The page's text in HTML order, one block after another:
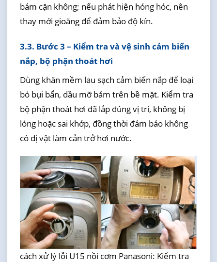
bám cặn không; nếu phát hiện hỏng hóc, nên
thay mới gioăng để đảm bảo độ kín.
3.3. Bước 3 – Kiểm tra và vệ sinh cảm biến
nắp, bộ phận thoát hơi
Dùng khăn mềm lau sạch cảm biến nắp để loại
bỏ bụi bẩn, dầu mỡ bám trên bề mặt. Kiểm tra
bộ phận thoát hơi đã lắp đúng vị trí, không bị
lỏng hoặc sai khớp, đồng thời đảm bảo không
có dị vật làm cản trở hơi nước.
cách xử lý lỗi U15 nồi cơm Panasoni: Kiểm tra